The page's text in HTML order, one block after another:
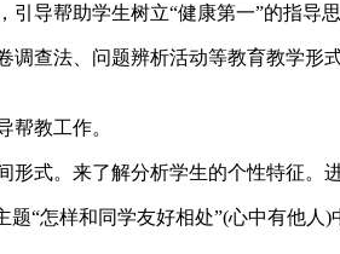
导帮助学生树立“健康第一”的指导
查法、问题辨析活动等教育教学形
帮教工作。
式。来了解分析学生的个性特征。
“怎样和同学友好相处”(心中有他